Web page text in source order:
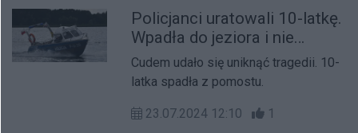
Policjanci uratowali 10-latkę.
Wpadła do jeziora i nie
wypłynęła, była już sina
Cudem udało się uniknąć tragedii. 10-
latka spadła z pomostu.
23.07.2024 12:10 1